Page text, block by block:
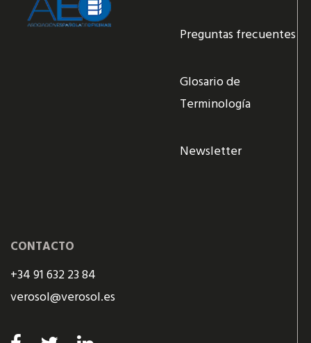
Preguntas frecuentes
Glosario de
Terminología
Newsletter
CONTACTO
+34 91 632 23 84
verosol@verosol.es